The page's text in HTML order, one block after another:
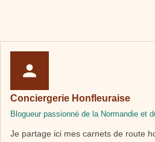
Conciergerie Honfleuraise
Blogueur passionné de la Normandie et
Je partage ici mes carnets de route